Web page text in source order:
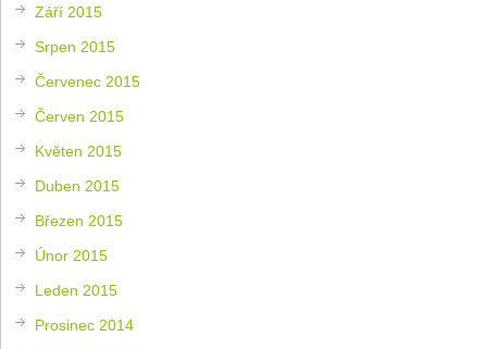
Září 2015
Srpen 2015
Červenec 2015
Červen 2015
Květen 2015
Duben 2015
Březen 2015
Únor 2015
Leden 2015
Prosinec 2014